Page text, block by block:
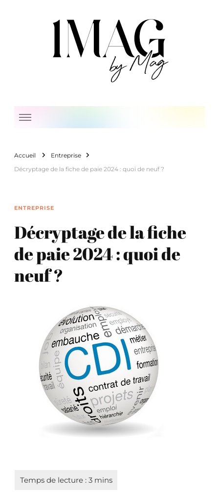
Accueil
Entreprise
Décryptage de la fiche de paie 2024 : quoi de neuf ?
ENTREPRISE
Décryptage de la fiche
de paie 2024 : quoi de
neuf ?